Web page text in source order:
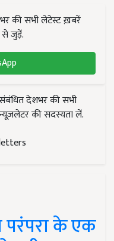
की सभी लेटेस्ट ख़बरें
से जुड़ें.
देशभर की सभी
की सदस्यता लें.
परंपरा के एक